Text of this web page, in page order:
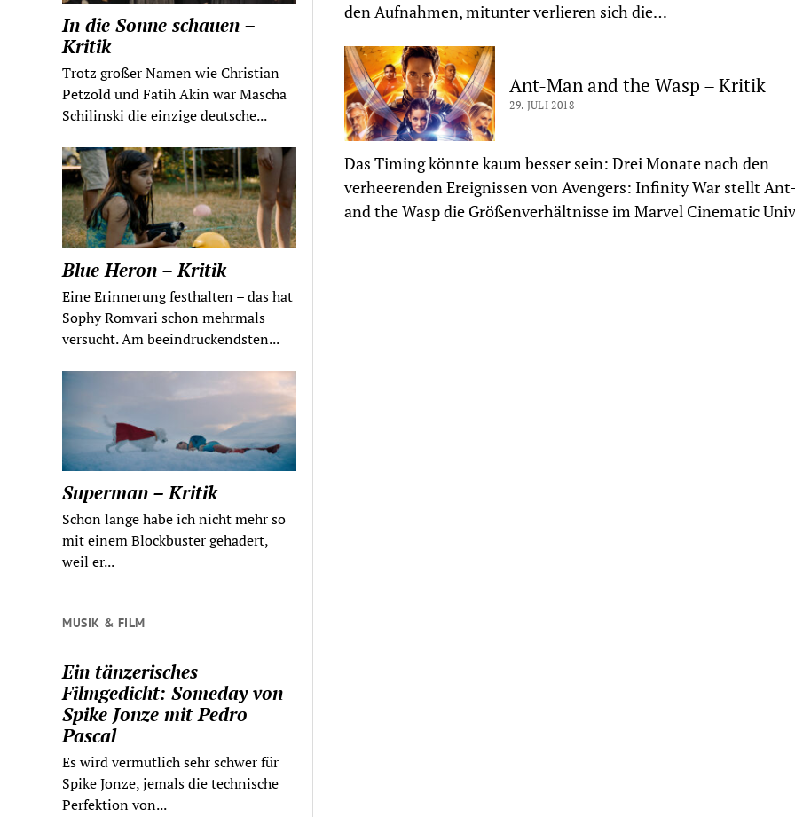
In die Sonne schauen –
Kritik
Trotz großer Namen wie Christian
Petzold und Fatih Akin war Mascha
Schilinski die einzige deutsche...
Blue Heron – Kritik
Eine Erinnerung festhalten – das hat
Sophy Romvari schon mehrmals
versucht. Am beeindruckendsten...
Superman – Kritik
Schon lange habe ich nicht mehr so
mit einem Blockbuster gehadert,
weil er...
MUSIK & FILM
Ein tänzerisches
Filmgedicht: Someday von
Spike Jonze mit Pedro
Pascal
Es wird vermutlich sehr schwer für
Spike Jonze, jemals die technische
Perfektion von...
den Aufnahmen, mitunter verlieren sich die…
Ant-Man and the Wasp – Kritik
29. JULI 2018
Das Timing könnte kaum besser sein: Drei Monate nach den
verheerenden Ereignissen von Avengers: Infinity War stellt
and the Wasp die Größenverhältnisse im Marvel Cinematic